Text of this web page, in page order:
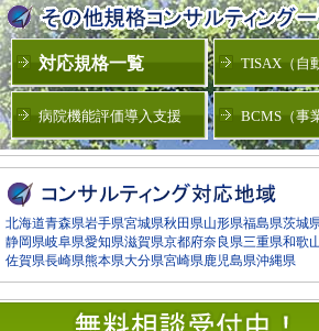
対応規格一覧 TISAX（自
病院機能評価導入支援 BCMS（事
北海道青森県岩手県宮城県秋田県山形県福島県茨城
静岡県岐阜県愛知県滋賀県京都府奈良県三重県和歌
佐賀県長崎県熊本県大分県宮崎県 鹿児島県沖縄県